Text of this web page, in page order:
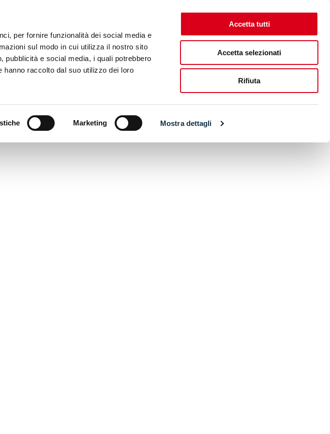
per fornire funzionalità dei social media e
sul modo in cui utilizza il nostro sito
pubblicità e social media, i quali potrebbero
raccolto dal suo utilizzo dei loro
Marketing Mostra dettagli
Accetta tutti
Accetta selezionati
Rifiuta